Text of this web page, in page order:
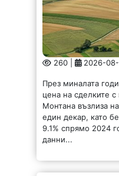
Монтана възлиза
един декар, като
9.1% спрямо 2024
данни...
Община
раздава
минерална
заради